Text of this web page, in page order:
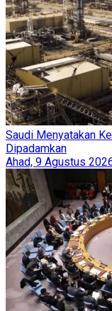
Saudi Menyatakan
Dipadamkan
Ahad, 9 Agustus